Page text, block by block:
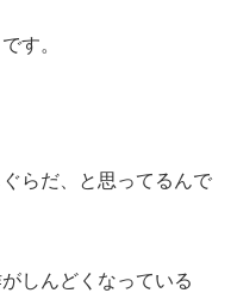
す。
らだ、と思ってるんで
しんどくなっている